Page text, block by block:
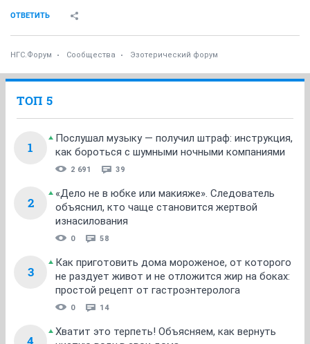
ОТВЕТИТЬ
НГС.Форум Сообщества Эзотерический форум
ТОП 5
1
Послушал музыку — получил штраф: инструкция,
как бороться с шумными ночными компаниями
2 691 39
2
«Дело не в юбке или макияже». Следователь
объяснил, кто чаще становится жертвой
изнасилования
0 58
3
Как приготовить дома мороженое, от которого
не раздует живот и не отложится жир на боках:
простой рецепт от гастроэнтеролога
0 14
4
Хватит это терпеть! Объясняем, как вернуть